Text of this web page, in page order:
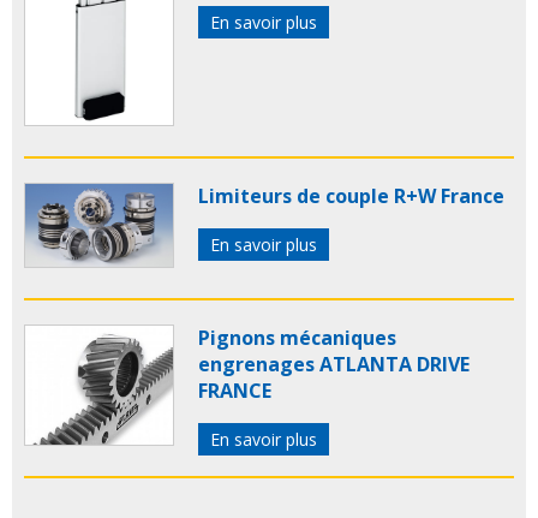
En savoir plus
Limiteurs de couple R+W France
En savoir plus
Pignons mécaniques
engrenages ATLANTA DRIVE
FRANCE
En savoir plus